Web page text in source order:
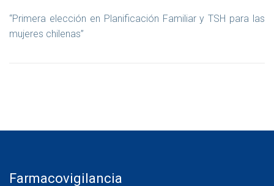
“Primera elección en Planificación Familiar y TSH para las
mujeres chilenas”
Farmacovigilancia